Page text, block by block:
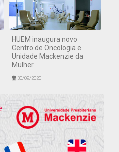
HUEM inaugura novo
Centro de Oncologia e
Unidade Mackenzie da
Mulher
30/09/2020